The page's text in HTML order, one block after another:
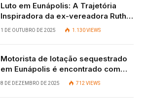
Luto em Eunápolis: A Trajetória
Inspiradora da ex-vereadora Ruth
Contadora
1 DE OUTUBRO DE 2025 1.130VIEWS
Motorista de lotação sequestrado
em Eunápolis é encontrado com
vida após quatro dias.
8 DE DEZEMBRO DE 2025 712 VIEWS